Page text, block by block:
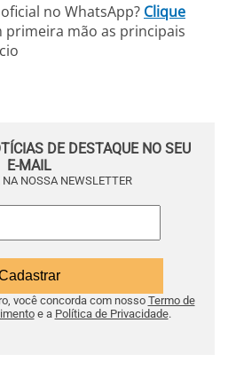
no WhatsApp? Clique
primeira mão as principais
DE DESTAQUE NO SEU
E-MAIL
NOSSA NEWSLETTER
você concorda com nosso Termo de
e a Política de Privacidade.